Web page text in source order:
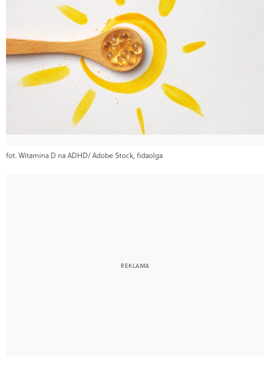
fot. Witamina D na ADHD/ Adobe Stock, fidaolga